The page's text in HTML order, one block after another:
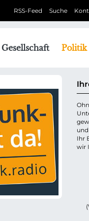
Suche
RSS-Feed
Gesellschaft Politik
Ihr
wir